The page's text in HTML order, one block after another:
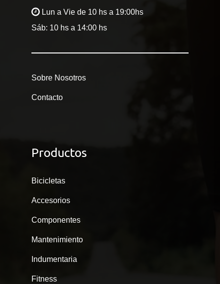
Lun a Vie de 10 hs a 19:00hs
Sáb: 10 hs a 14:00 hs
Sobre Nosotros
Contacto
Productos
Bicicletas
Accesorios
Componentes
Mantenimiento
Indumentaria
Fitness